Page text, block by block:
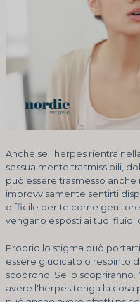
Anche se l'herpes rientra
sessualmente trasmissibili,
può essere trasmesso
improvvisamente sentirti
difficile per te come
vengano esposti ai tuoi fluidi
Proprio lo stigma può
essere giudicato o respinto
scoprono. Se lo
avere l'herpes tenga la cosa